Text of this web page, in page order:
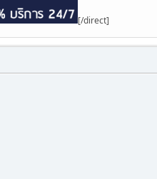
[/direct]